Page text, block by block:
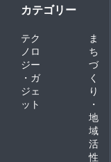
カテゴリー
テク
ノロ
ジー
・ガ
ジェ
ット
ま
ち
づ
く
り
・
地
域
活
性